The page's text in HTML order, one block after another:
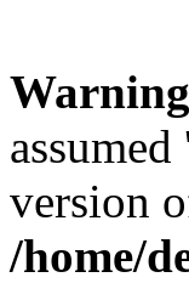
Warning
version
/home/